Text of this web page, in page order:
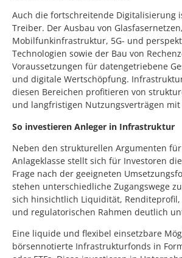
Auch die fortschreitende Digitalisierung
Treiber. Der Ausbau von Glasfasernetzen,
Mobilfunkinfrastruktur, 5G- und
Technologien sowie der Bau von
Voraussetzungen für datengetriebene
und digitale Wertschöpfung.
diesen Bereichen profitieren von
und langfristigen Nutzungsverträgen
So investieren Anleger in Infrastruktur
Neben den strukturellen Argumenten
Anlageklasse stellt sich für Investoren
Frage nach der geeigneten
stehen unterschiedliche Zugangswege
sich hinsichtlich Liquidität,
und regulatorischen Rahmen deutlich
Eine liquide und flexibel einsetzbare
börsennotierte Infrastrukturfonds in